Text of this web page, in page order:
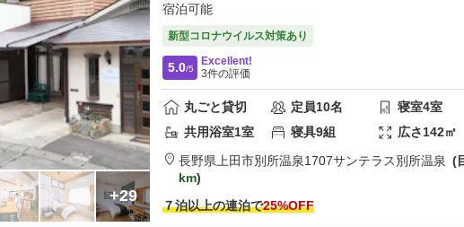
+29
宿泊可能
新型コロナウイルス対策あり
5.0/5
Excellent!
3件の評価
丸ごと貸切 定員10名 寝室4室
共用浴室1室 寝具9組 広さ142㎡
長野県 上田市別所温泉1707サンテラス別所温泉
km
７泊以上の連泊で25%OFF